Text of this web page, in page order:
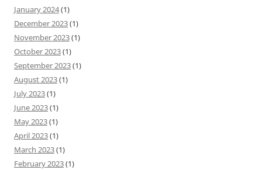
January 2024(1)
December 2023(1)
November 2023(1)
October 2023(1)
September 2023(1)
August 2023(1)
July 2023(1)
June 2023(1)
May 2023(1)
April 2023(1)
March 2023(1)
February 2023(1)